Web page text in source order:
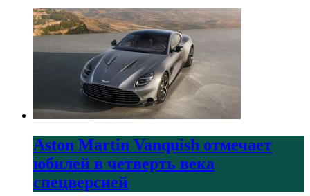
Aston Martin Vanquish отмечает
юбилей в четверть века
спецверсией